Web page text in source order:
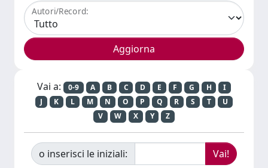
Autori/Record:
Vai a: 0-9 A B C D E F G H
I
J
K L M N O P Q R S T
U
V
W X Y Z
o inserisci le iniziali: